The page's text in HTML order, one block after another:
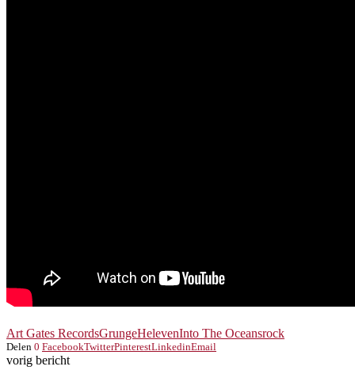
Art Gates RecordsGrungeHelevenInto The Oceansrock
Delen 0 FacebookTwitterPinterestLinkedinEmail
vorig bericht